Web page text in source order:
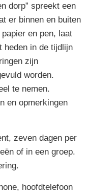
dorp” spreekt een
er binnen en buiten
en pen, laat
heden in de tijdlijn
zijn
worden.
te nemen.
en opmerkingen
zeven dagen per
of in een groep.
hoofdtelefoon